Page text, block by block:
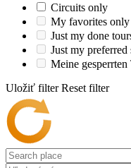
Circuits only
My favorites only
Just my done
Just my preferred
Meine gesperrten
Uložiť filter Reset filter